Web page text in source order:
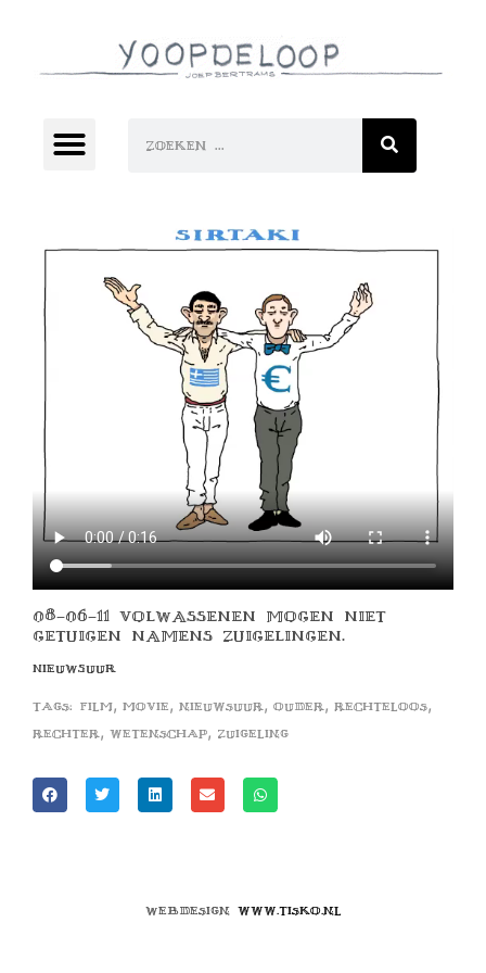
08-06-11 VOLWASSENEN MOGEN NIET
GETUIGEN NAMENS ZUIGELINGEN.
NIEUWSUUR
Tags: film, movie, nieuwsuur, ouder, rechteloos,
rechter, wetenschap, zuigeling
Webdesign www.tisko.nl